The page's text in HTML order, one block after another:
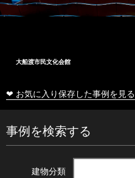
大船渡市民文化会館
❤ お気に入り保存した事例を見る
事例を検索する
建物分類